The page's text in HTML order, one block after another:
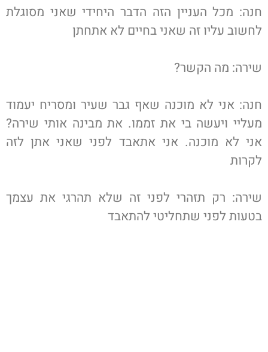
חנה: מכל העניין הזה הדבר היחידי שאני מסוגלת
לחשוב עליו זה שאני בחיים לא אתחתן
שירה: מה הקשר?
חנה: אני לא מוכנה שאף גבר שעיר ומסריח יעמוד
מעליי ויעשה בי את זממו. את מבינה אותי שירה?
אני לא מוכנה. אני אתאבד לפני שאני אתן לזה
לקרות
שירה: רק תזהרי לפני זה שלא תהרגי את עצמך
בטעות לפני שתחליטי להתאבד